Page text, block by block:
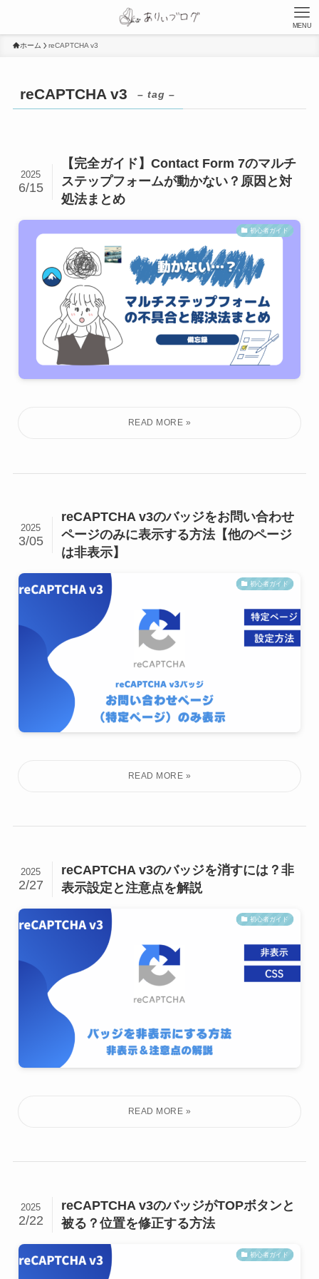
MENU
ホーム reCAPTCHA v3
reCAPTCHA v3 – tag –
【完全ガイド】Contact Form 7のマルチ
ステップフォームが動かない？原因と対
処法まとめ
2025
6/15
初心者ガイド
reCAPTCHA v3のバッジをお問い合わせ
ページのみに表示する方法【他のページ
は非表示】
2025
3/05
初心者ガイド
reCAPTCHA v3のバッジを消すには？非
表示設定と注意点を解説
2025
2/27
初心者ガイド
reCAPTCHA v3のバッジがTOPボタンと
被る？位置を修正する方法
2025
2/22
初心者ガイド